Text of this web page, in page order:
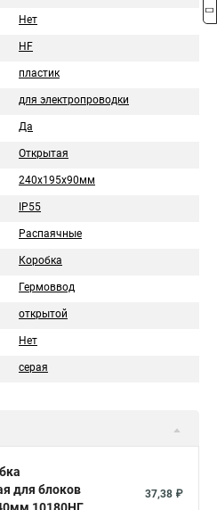
Нет
HF
пластик
для электропроводки
Да
Открытая
240х195х90мм
IP55
Распаячные
Коробка
Гермоввод
открытой
Нет
серая
для блоков
37,38 ₽